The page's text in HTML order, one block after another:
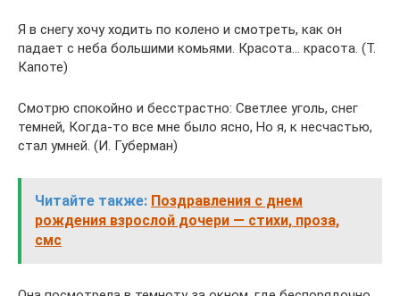
Я в снегу хочу ходить по колено и смотреть, как он
падает с неба большими комьями. Красота… красота. (Т.
Капоте)
Смотрю спокойно и бесстрастно: Светлее уголь, снег
темней, Когда-то все мне было ясно, Но я, к несчастью,
стал умней. (И. Губерман)
Читайте также: Поздравления с днем
рождения взрослой дочери — стихи, проза,
смс